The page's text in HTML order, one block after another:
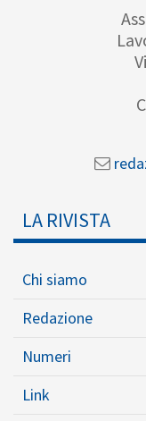
LA RIVISTA
Chi siamo
Redazione
Numeri
Link